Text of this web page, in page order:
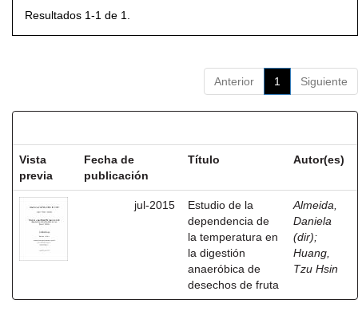
Resultados 1-1 de 1.
Anterior 1 Siguiente
Vista
previa
Fecha de
publicación
Título Autor(es)
jul-2015
Estudio de la
dependencia de
la temperatura en
la digestión
anaeróbica de
desechos de fruta
Almeida,
Daniela
(dir);
Huang,
Tzu Hsin